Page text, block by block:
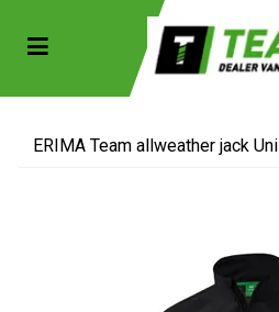
(Sportkleding)
(Collecties)
Toggle navigation
ERIMA Team allweather jack